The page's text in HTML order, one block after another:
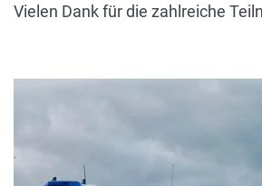
Vielen Dank für die zahlreiche